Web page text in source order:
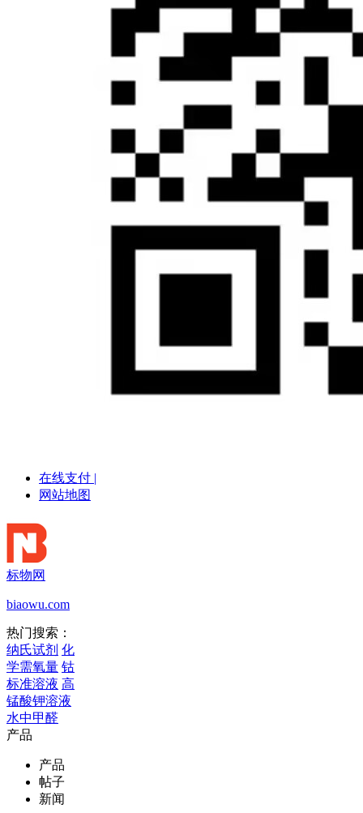
在线支付 |
网站地图
标物网
biaowu.com
热门搜索：
纳氏试剂 化
学需氧量 钴
标准溶液 高
锰酸钾溶液
水中甲醛
产品
产品
帖子
新闻